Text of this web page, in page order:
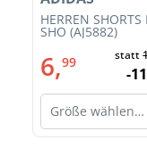
HERREN
SHO (AJ5882)
6,99 statt
-
Größe wählen…